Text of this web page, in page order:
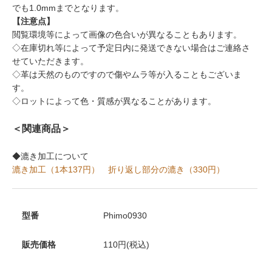
でも1.0mmまでとなります。
【注意点】
閲覧環境等によって画像の色合いが異なることもあります。
◇在庫切れ等によって予定日内に発送できない場合はご連絡さ
せていただきます。
◇革は天然のものですので傷やムラ等が入ることもございま
す。
◇ロットによって色・質感が異なることがあります。
＜関連商品＞
◆漉き加工について
漉き加工（1本137円）
折り返し部分の漉き（330円）
型番 Phimo0930
販売価格 110円(税込)